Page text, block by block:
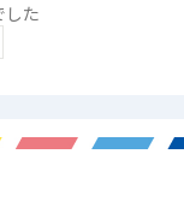
した